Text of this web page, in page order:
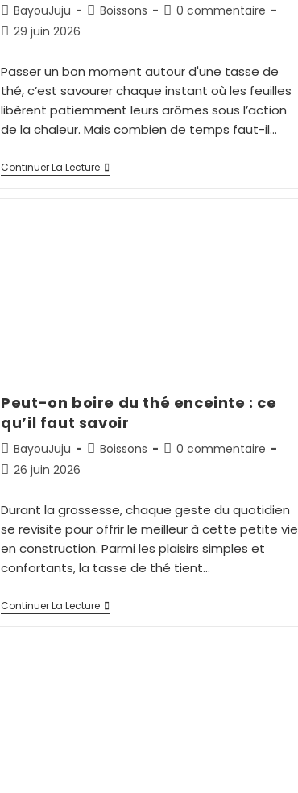
BayouJuju Boissons
0 commentaire
29 juin 2026
Passer un bon moment autour d'une tasse de
thé, c’est savourer chaque instant où les feuilles
libèrent patiemment leurs arômes sous l’action
de la chaleur. Mais combien de temps faut-il…
Continuer La Lecture
Peut-on boire du thé enceinte : ce
qu’il faut savoir
BayouJuju Boissons
0 commentaire
26 juin 2026
Durant la grossesse, chaque geste du quotidien
se revisite pour offrir le meilleur à cette petite vie
en construction. Parmi les plaisirs simples et
confortants, la tasse de thé tient…
Continuer La Lecture